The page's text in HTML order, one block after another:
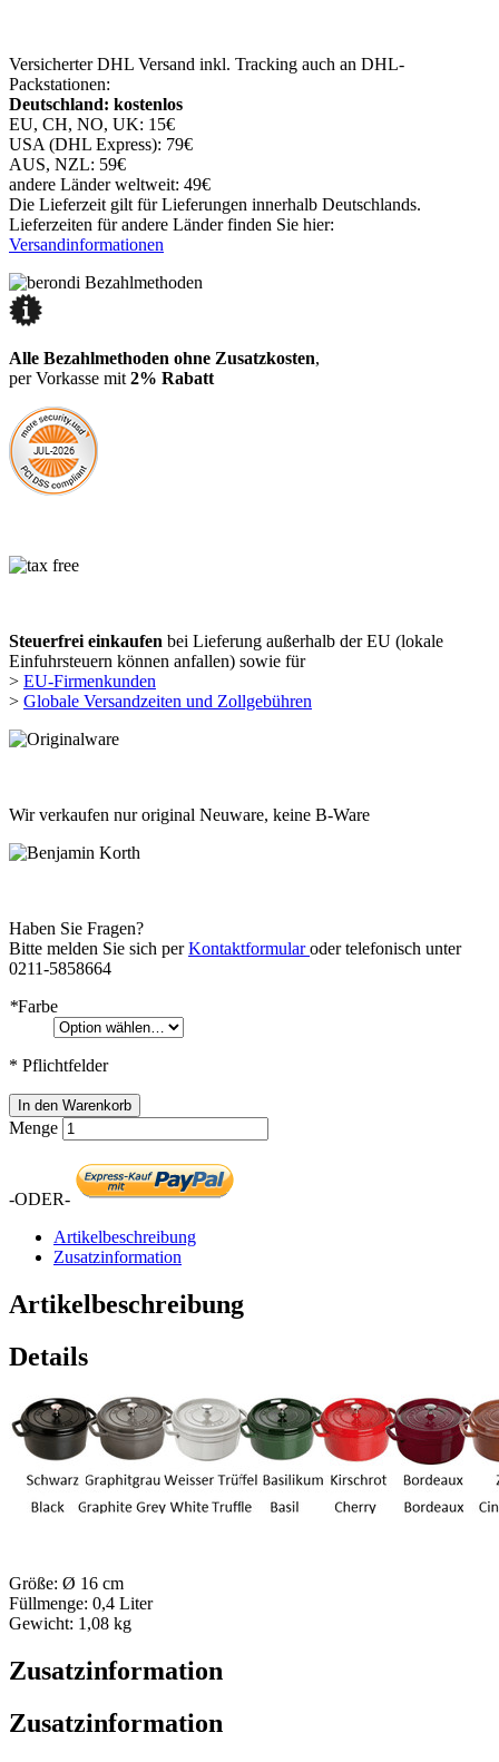
Versicherter DHL Versand inkl. Tracking auch an DHL-
Packstationen:
Deutschland: kostenlos
EU, CH, NO, UK: 15€
USA (DHL Express): 79€
AUS, NZL: 59€
andere Länder weltweit: 49€
Die Lieferzeit gilt für Lieferungen innerhalb Deutschlands.
Lieferzeiten für andere Länder finden Sie hier:
Versandinformationen
Alle Bezahlmethoden ohne Zusatzkosten,
per Vorkasse mit 2% Rabatt
Steuerfrei einkaufen bei Lieferung außerhalb der EU (lokale
Einfuhrsteuern können anfallen) sowie für
> EU-Firmenkunden
> Globale Versandzeiten und Zollgebühren
Wir verkaufen nur original Neuware, keine B-Ware
Haben Sie Fragen?
Bitte melden Sie sich perKontaktformularoder telefonisch unter
0211-5858664
*Farbe
* Pflichtfelder
In den Warenkorb
Menge
-ODER-
Artikelbeschreibung
Zusatzinformation
Artikelbeschreibung
Details
Größe: Ø 16 cm
Füllmenge: 0,4 Liter
Gewicht: 1,08 kg
Zusatzinformation
Zusatzinformation